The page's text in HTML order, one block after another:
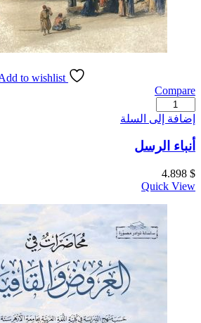
to wishlist
Compare
كمية
أنباء
إضافة إلى السلة
أنباء الرسل
4.898 $
Quick View